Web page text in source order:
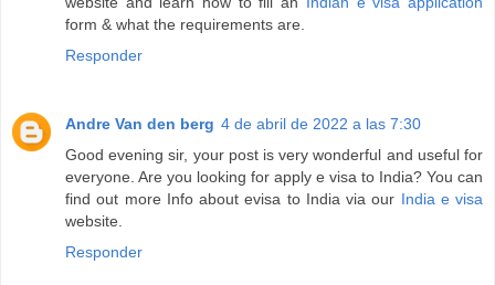
form & what the requirements are.
Responder
Andre Van den berg 4 de abril de 2022 a las 7:30
Good evening sir, your post is very wonderful and useful for
everyone. Are you looking for apply e visa to India? You can
find out more Info about evisa to India via our India e visa
website.
Responder